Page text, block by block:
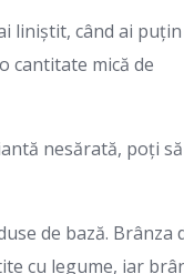
liniștit, când ai puțin
cantitate mică de
nesărată, poți să
de bază. Brânza
cu legume, iar